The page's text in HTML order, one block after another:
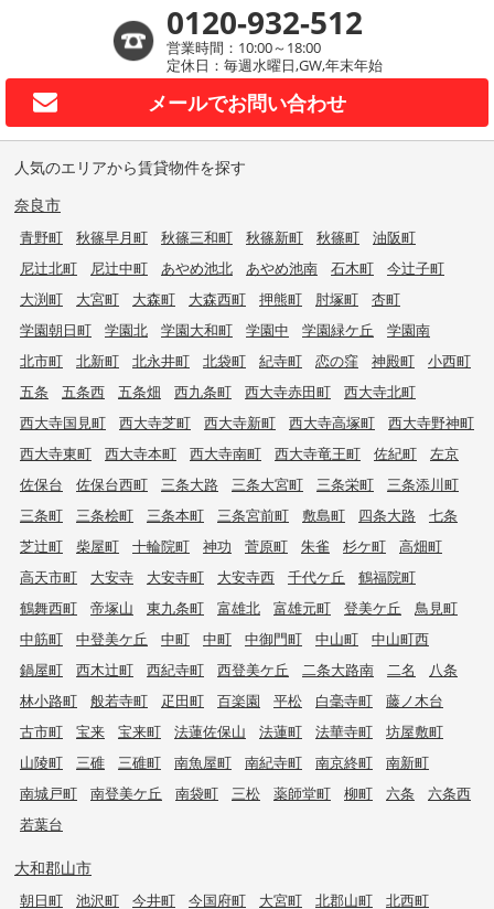
0120-932-512
営業時間：10:00～18:00
定休日：毎週水曜日,GW,年末年始
メールでお問い合わせ
人気のエリアから賃貸物件を探す
奈良市
青野町 秋篠早月町 秋篠三和町 秋篠新町 秋篠町
油阪町
尼辻北町
尼辻中町 あやめ池北 あやめ池南 石木町
今辻子町
大渕町
大宮町 大森町 大森西町 押熊町 肘塚町
杏町
学園朝日町
学園北 学園大和町 学園中 学園緑ケ丘
学園南
北市町
北新町 北永井町 北袋町 紀寺町 恋の窪 神殿町
小西町
五条
五条西 五条畑 西九条町 西大寺赤田町
西大寺北町
西大寺国見町
西大寺芝町 西大寺新町 西大寺高塚町
西大寺野神町
西大寺東町
西大寺本町 西大寺南町 西大寺竜王町 佐紀町
左京
佐保台
佐保台西町 三条大路 三条大宮町 三条栄町
三条添川町
三条町
三条桧町 三条本町 三条宮前町 敷島町 四条大路
七条
芝辻町
柴屋町 十輪院町 神功 菅原町 朱雀 杉ケ町
高畑町
高天市町
大安寺 大安寺町 大安寺西 千代ケ丘
鶴福院町
鶴舞西町
帝塚山 東九条町 富雄北 富雄元町 登美ケ丘
鳥見町
中筋町
中登美ケ丘 中町 中町 中御門町 中山町
中山町西
鍋屋町
西木辻町 西紀寺町 西登美ケ丘 二条大路南 二名
八条
林小路町
般若寺町 疋田町 百楽園 平松 白毫寺町
藤ノ木台
古市町
宝来 宝来町 法蓮佐保山 法蓮町 法華寺町
坊屋敷町
山陵町
三碓 三碓町 南魚屋町 南紀寺町 南京終町
南新町
南城戸町
南登美ケ丘 南袋町 三松 薬師堂町 柳町 六条
六条西
若葉台
大和郡山市
朝日町 池沢町 今井町 今国府町 大宮町 北郡山町
北西町